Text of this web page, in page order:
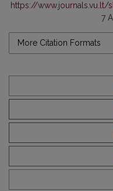
https://
7
More Citation Formats